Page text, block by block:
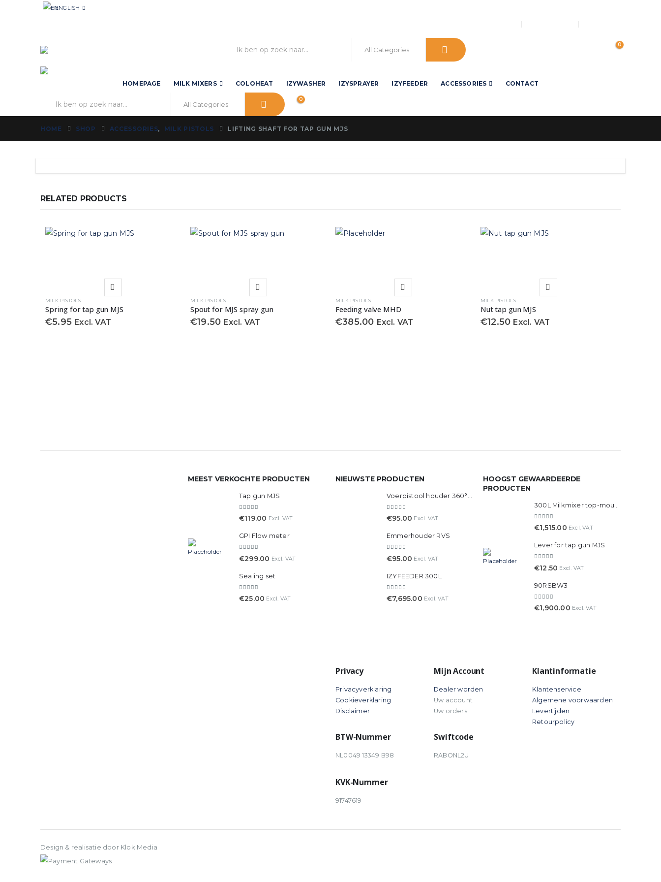
ENGLISH
0
HOMEPAGE MILK MIXERS COLOHEAT IZYWASHER IZYSPRAYER IZYFEEDER ACCESSORIES CONTACT
0
HOME SHOP ACCESSORIES, MILK PISTOLS LIFTING SHAFT FOR TAP GUN MJS
RELATED PRODUCTS
MILK PISTOLS
Spring for tap gun MJS
€5.95 Excl. VAT
MILK PISTOLS
Spout for MJS spray gun
€19.50 Excl. VAT
MILK PISTOLS
Feeding valve MHD
€385.00 Excl. VAT
MILK PISTOLS
Nut tap gun MJS
€12.50 Excl. VAT
MEEST VERKOCHTE PRODUCTEN
Tap gun MJS
0out of 5
€119.00 Excl. VAT
GPI Flow meter
0out of 5
€299.00 Excl. VAT
Sealing set
0out of 5
€25.00 Excl. VAT
NIEUWSTE PRODUCTEN
Voerpistool houder 360° verstelbaar RVS
0out of 5
€95.00 Excl. VAT
Emmerhouder RVS
0out of 5
€95.00 Excl. VAT
IZYFEEDER 300L
0out of 5
€7,695.00 Excl. VAT
HOOGST GEWAARDEERDE
PRODUCTEN
300L Milkmixer top-mounted motor, on legs
0out of 5
€1,515.00 Excl. VAT
Lever for tap gun MJS
0out of 5
€12.50 Excl. VAT
90RSBW3
0out of 5
€1,900.00 Excl. VAT
Privacy
Privacyverklaring
Cookieverklaring
Disclaimer
BTW-Nummer
NL0049 13349 B98
KVK-Nummer
91747619
Mijn Account
Dealer worden
Uw account
Uw orders
Swiftcode
RABONL2U
Klantinformatie
Klantenservice
Algemene voorwaarden
Levertijden
Retourpolicy
Design & realisatie door Klok Media